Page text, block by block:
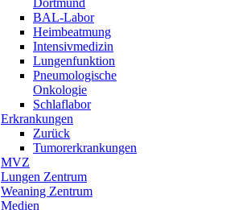
Dortmund
BAL-Labor
Heimbeatmung
Intensivmedizin
Lungenfunktion
Pneumologische
Onkologie
Schlaflabor
Erkrankungen
Zurück
Tumorerkrankungen
MVZ
Lungen Zentrum
Weaning Zentrum
Medien